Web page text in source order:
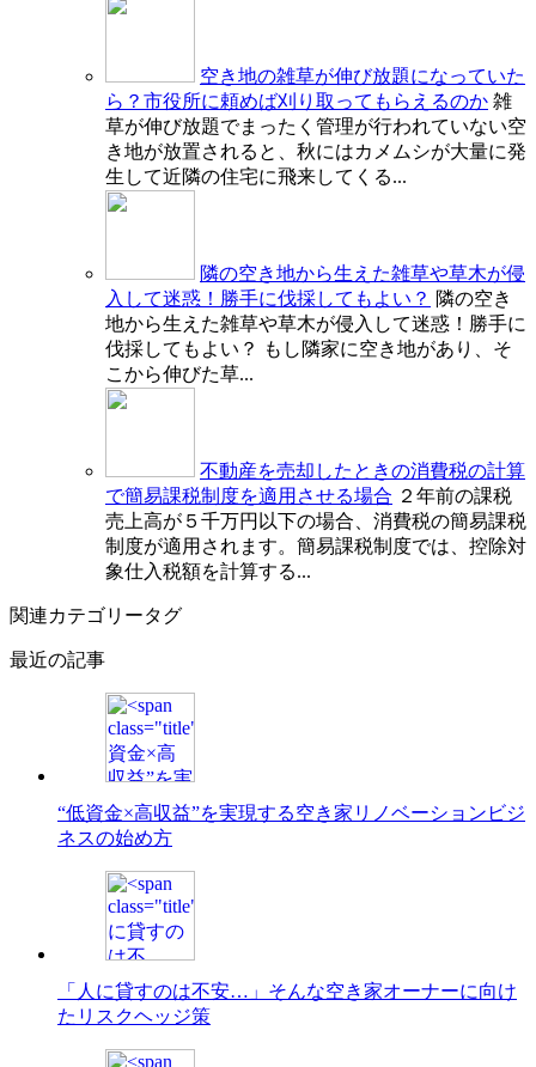
空き地の雑草が伸び放題になっていた
ら？市役所に頼めば刈り取ってもらえるのか 雑
草が伸び放題でまったく管理が行われていない空
き地が放置されると、秋にはカメムシが大量に発
生して近隣の住宅に飛来してくる...
隣の空き地から生えた雑草や草木が侵
入して迷惑！勝手に伐採してもよい？ 隣の空き
地から生えた雑草や草木が侵入して迷惑！勝手に
伐採してもよい？ もし隣家に空き地があり、そ
こから伸びた草...
不動産を売却したときの消費税の計算
で簡易課税制度を適用させる場合 ２年前の課税
売上高が５千万円以下の場合、消費税の簡易課税
制度が適用されます。簡易課税制度では、控除対
象仕入税額を計算する...
関連カテゴリータグ
最近の記事
“低資金×高収益”を実現する空き家リノベーションビジ
ネスの始め方
「人に貸すのは不安…」そんな空き家オーナーに向け
たリスクヘッジ策